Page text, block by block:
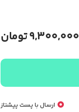
9,300,000تومان
ارسال با پست پیشتاز